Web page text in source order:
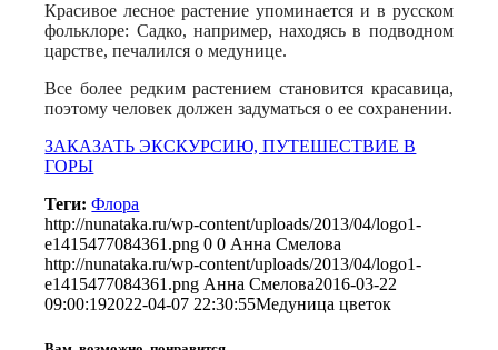
Красивое лесное растение упоминается и в русском
фольклоре: Садко, например, находясь в подводном
царстве, печалился о медунице.
Все более редким растением становится красавица,
поэтому человек должен задуматься о ее сохранении.
ЗАКАЗАТЬ ЭКСКУРСИЮ, ПУТЕШЕСТВИЕ В
ГОРЫ
Теги: Флора
http://nunataka.ru/wp-content/uploads/2013/04/logo1-
e1415477084361.png 0 0 Анна Смелова
http://nunataka.ru/wp-content/uploads/2013/04/logo1-
e1415477084361.png Анна Смелова2016-03-22
09:00:192022-04-07 22:30:55Медуница цветок